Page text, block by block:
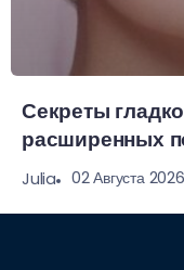
Секреты
расширенных
Julia 02 Августа 2026